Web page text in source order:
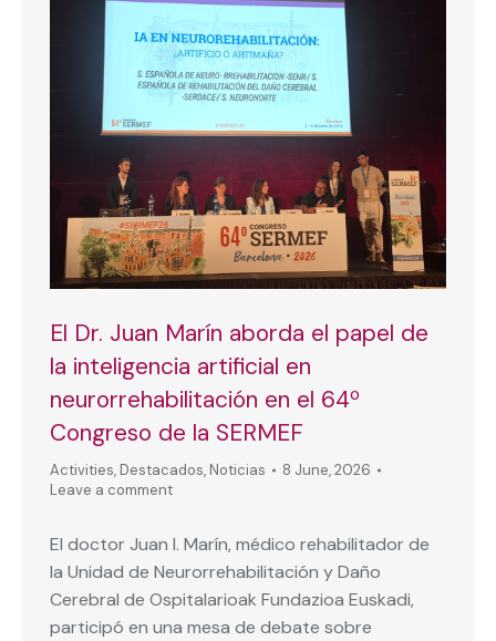
El Dr. Juan Marín aborda el papel de
la inteligencia artificial en
neurorrehabilitación en el 64º
Congreso de la SERMEF
Activities, Destacados, Noticias
8 June, 2026
Leave a comment
El doctor Juan I. Marín, médico rehabilitador de
la Unidad de Neurorrehabilitación y Daño
Cerebral de Ospitalarioak Fundazioa Euskadi,
participó en una mesa de debate sobre